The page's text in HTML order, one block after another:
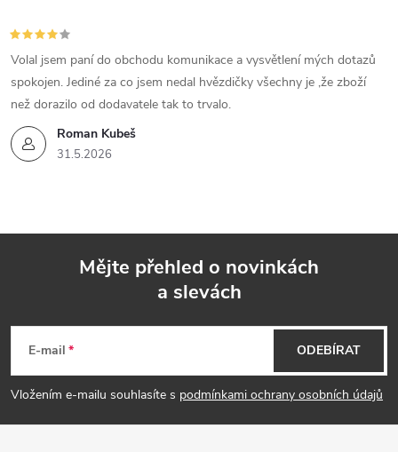
Roman Kubeš
31.5.2026
Volal jsem paní do obchodu komunikace a vysvětlení mých dotazů
spokojen. Jediné za co jsem nedal hvězdičky všechny je ,že zboží
než dorazilo od dodavatele tak to trvalo.
p
Mějte přehled o novinkách
a slevách
E-mail
Vložením e-mailu souhlasíte s podmínkami ochrany osobních údajů
ODEBÍRAT